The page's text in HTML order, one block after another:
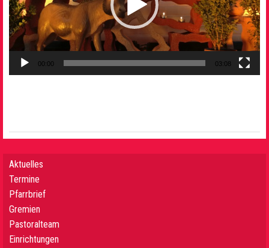
00:00 03:08
Aktuelles
Termine
Pfarrbrief
Gremien
Pastoralteam
Einrichtungen